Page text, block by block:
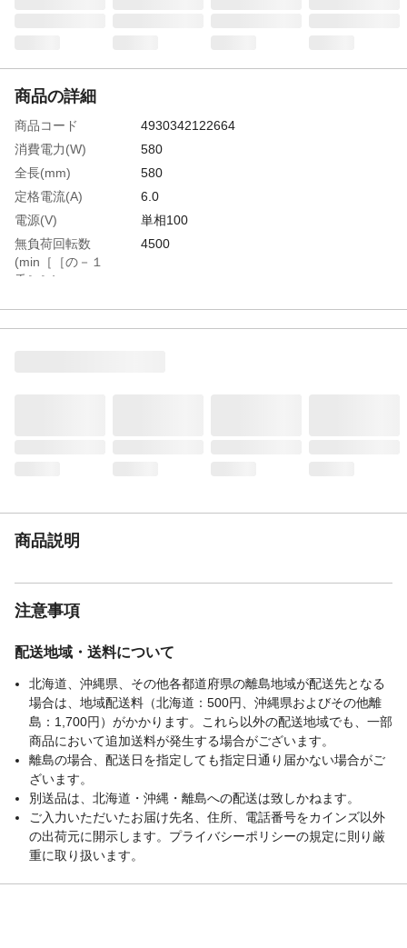
商品の詳細
商品コード
4930342122664
消費電力(W)
580
全長(mm)
580
定格電流(A)
6.0
電源(V)
単相100
無負荷回転数
(min［［の－１
乗］］)
4500
重さ
4.300KG
商品説明
注意事項
配送地域・送料について
北海道、沖縄県、その他各都道府県の離島地域が配送先となる
場合は、地域配送料（北海道：500円、沖縄県およびその他離
島：1,700円）がかかります。これら以外の配送地域でも、一部
商品において追加送料が発生する場合がございます。
離島の場合、配送日を指定しても指定日通り届かない場合がご
ざいます。
別送品は、北海道・沖縄・離島への配送は致しかねます。
ご入力いただいたお届け先名、住所、電話番号をカインズ以外
の出荷元に開示します。プライバシーポリシーの規定に則り厳
重に取り扱います。